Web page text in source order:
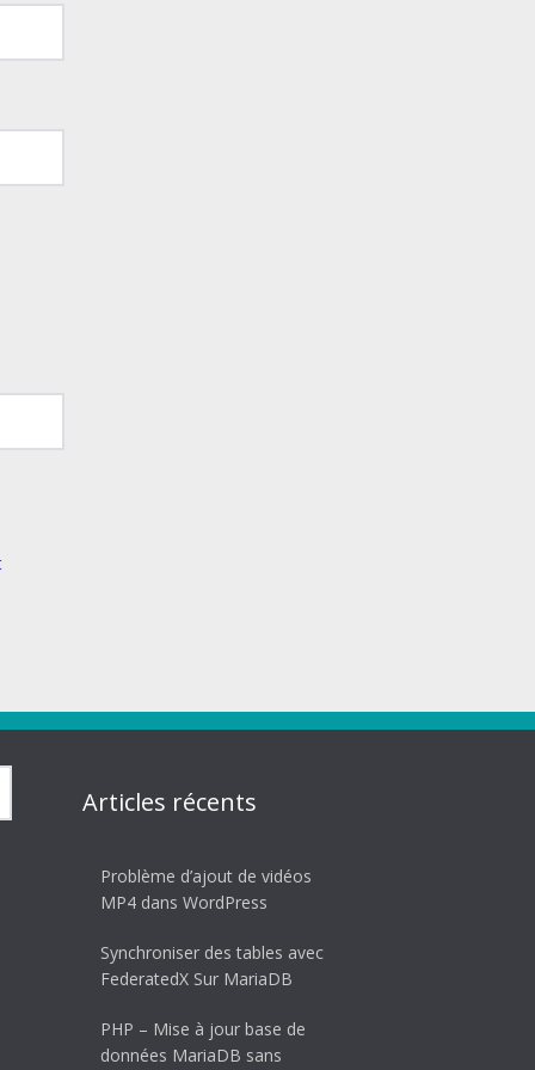
Articles récents
Problème d’ajout de vidéos
MP4 dans WordPress
Synchroniser des tables avec
FederatedX Sur MariaDB
PHP – Mise à jour base de
données MariaDB sans